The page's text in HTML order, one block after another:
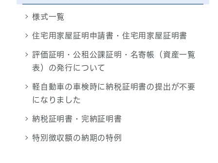
様式一覧
住宅用家屋証明申請書・住宅用家屋証明書
評価証明・公租公課証明・名寄帳（資産一覧
表）の発行について
軽自動車の車検時に納税証明書の提出が不要
になりました
納税証明書・完納証明書
特別徴収額の納期の特例